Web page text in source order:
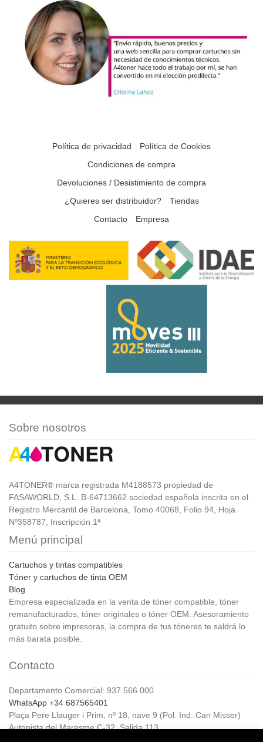
Política de privacidad
Política de Cookies
Condiciones de compra
Devoluciones / Desistimiento de compra
¿Quieres ser distribuidor?
Tiendas
Contacto
Empresa
Sobre nosotros
A4TONER® marca registrada M4188573 propiedad de
FASAWORLD, S.L. B-64713662 sociedad española inscrita en el
Registro Mercantil de Barcelona, Tomo 40068, Folio 94, Hoja
Nº358787, Inscripción 1ª
Menú principal
Cartuchos y tintas compatibles
Tóner y cartuchos de tinta OEM
Blog
Empresa especializada en la venta de tóner compatible, tóner
remanufacturados, tóner originales o tóner OEM. Asesoramiento
gratuito sobre impresoras, la compra de tus tóneres te saldrá lo
más barata posible.
Contacto
Departamento Comercial: 937 566 000
WhatsApp +34 687565401
Plaça Pere Llauger i Prim, nº 18, nave 9 (Pol. Ind. Can Misser)
Autopista del Maresme C-32, Salida 113